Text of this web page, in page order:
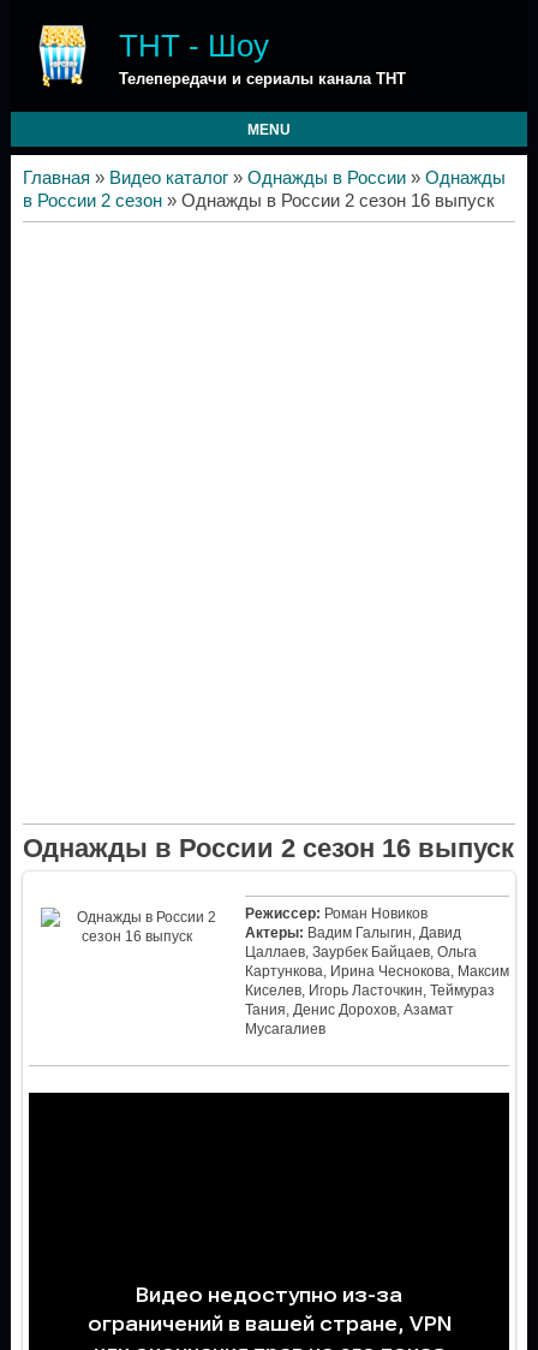
ТНТ - Шоу
Телепередачи и сериалы канала ТНТ
MENU
Главная » Видео каталог» Однажды в России» Однажды
в России 2 сезон» Однажды в России 2 сезон 16 выпуск
Однажды в России 2 сезон 16 выпуск
Режиссер: Роман Новиков
Актеры: Вадим Галыгин, Давид
Цаллаев, Заурбек Байцаев, Ольга
Картункова, Ирина Чеснокова, Максим
Киселев, Игорь Ласточкин, Теймураз
Тания, Денис Дорохов, Азамат
Мусагалиев